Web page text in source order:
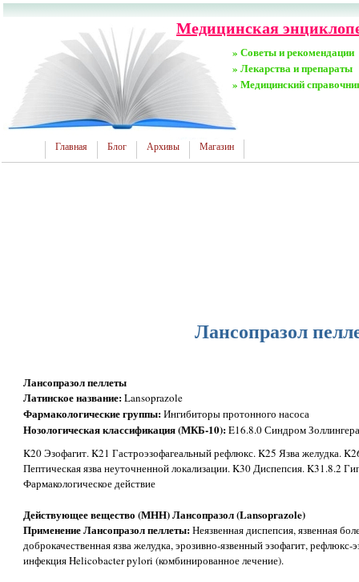
Медицинская
» Советы и рекомендации
» Лекарства и препараты
» Медицинский
Главная Блог Архивы Магазин
Лансопразол
Лансопразол пеллеты
Латинское название:Lansoprazole
Фармакологические группы:Ингибиторы протонного насоса
Нозологическая классификация (МКБ-10):E16.8.0 Синдром
K20 Эзофагит. K21 Гастроэзофагеальный рефлюкс. K25 Язва желудка.
Пептическая язва неуточненной локализации. K30 Диспепсия. K31.8.2
Фармакологическое действие
Действующее вещество (МНН) Лансопразол (Lansoprazole)
Применение Лансопразол пеллеты:Неязвенная диспепсия, язвенная
доброкачественная язва желудка, эрозивно-язвенный эзофагит,
инфекция Helicobacter pylori (комбинированное лечение).